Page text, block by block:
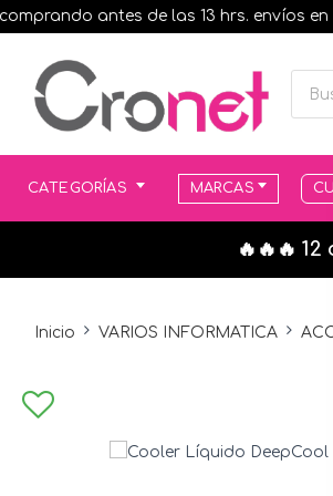
antes de las 13 hrs. envíos en el
CATEGORÍAS MARCAS
🔥🔥🔥
Inicio VARIOS INFORMATICA